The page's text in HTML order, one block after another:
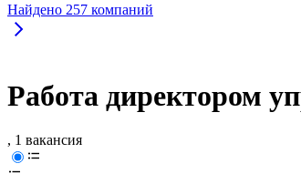
Найдено 257 компаний
Работа директором
, 1 вакансия